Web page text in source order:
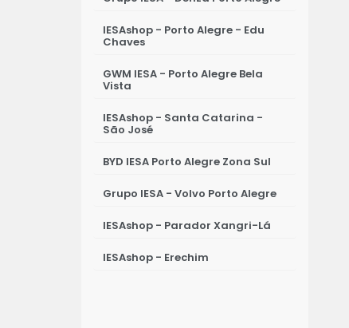
IESAshop - Porto Alegre - Edu
Chaves
GWM IESA - Porto Alegre Bela
Vista
BYD IESA Porto Alegre Zona Sul
Grupo IESA - Volvo Porto Alegre
IESAshop - Erechim
IESAshop - Parador Xangri-Lá
IESAshop - Santa Catarina -
São José